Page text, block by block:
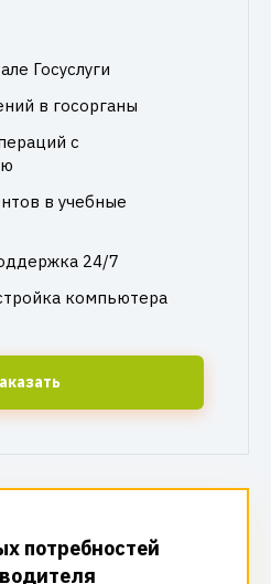
Госуслуги
в госорганы
с
в учебные
24/7
компьютера
потребностей